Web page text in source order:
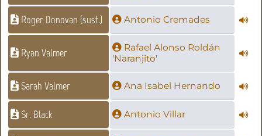
Roger Donovan (sust.) Antonio Cremades
Ryan Valmer
Rafael Alonso Roldán
'Naranjito'
Sarah Valmer Ana Isabel Hernando
Sr. Black Antonio Villar